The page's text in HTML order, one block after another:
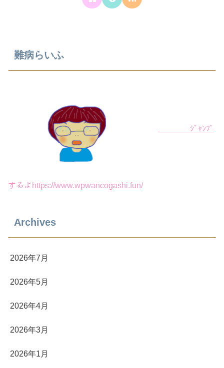
難病らいふ
ｼﾞｬﾝﾌﾟ
するよhttps://www.wpwancogashi.fun/
Archives
2026年7月
2026年5月
2026年4月
2026年3月
2026年1月